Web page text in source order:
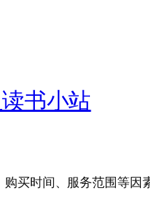
书小站
买时间、服务范围等